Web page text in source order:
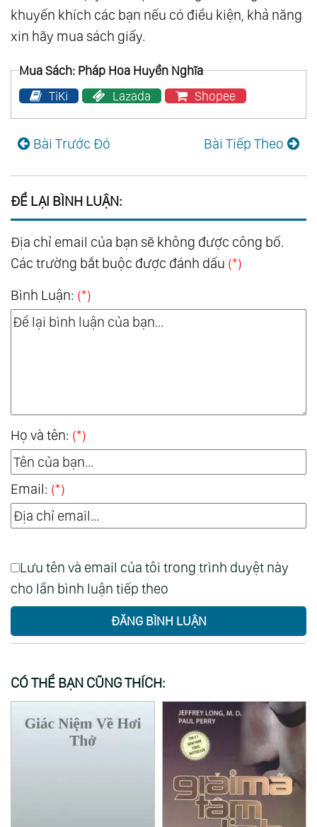
khuyến khích các bạn nếu có điều kiện, khả năng
xin hãy mua sách giấy.
Mua Sách: Pháp Hoa Huyền Nghĩa
TiKi
Lazada Shopee
Bài Trước Đó Bài Tiếp Theo
ĐỂ LẠI BÌNH LUẬN:
Địa chỉ email của bạn sẽ không được công bố.
Các trường bắt buộc được đánh dấu (*)
Bình Luận: (*)
Họ và tên: (*)
Email: (*)
Lưu tên và email của tôi trong trình duyệt này
cho lần bình luận tiếp theo
ĐĂNG BÌNH LUẬN
CÓ THỂ BẠN CŨNG THÍCH: